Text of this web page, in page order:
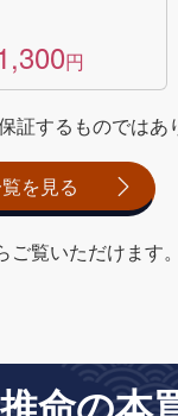
円
するものではあ
を見る
ご覧いただけます。